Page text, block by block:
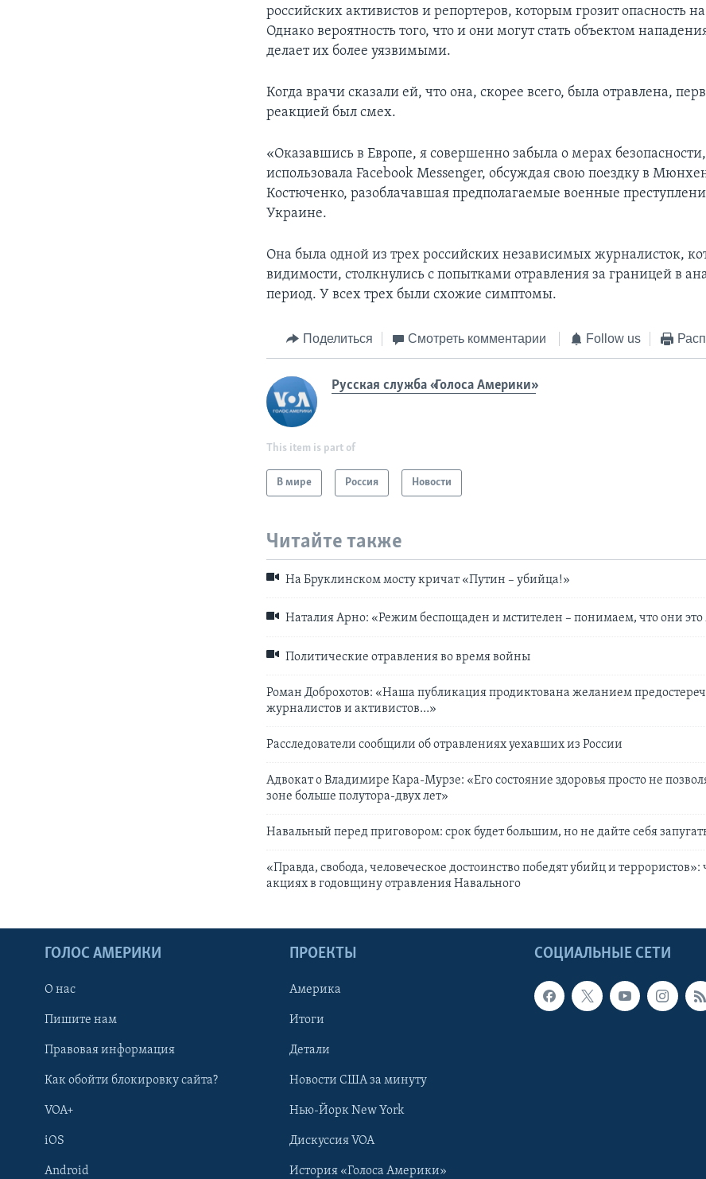
российских активистов и репортеров, которым грозит опасность
Однако вероятность того, что и они могут стать объектом
делает их более уязвимыми.
Когда врачи сказали ей, что она, скорее всего, была отравлена,
реакцией был смех.
«Оказавшись в Европе, я совершенно забыла о мерах
использовала Facebook Messenger, обсуждая свою поездку в
Костюченко, разоблачавшая предполагаемые военные
Украине.
Она была одной из трех российских независимых журналисток,
видимости, столкнулись с попытками отравления за границей в
период. У всех трех были схожие симптомы.
Поделиться Смотреть комментарии Follow us
Русская служба «Голоса Америки»
This item is part of
В мире Россия Новости
Читайте также
На Бруклинском мосту кричат «Путин – убийца!»
Наталия Арно: «Режим беспощаден и мстителен – понимаем, что они это
Политические отравления во время войны
Роман Доброхотов: «Наша публикация продиктована желанием
журналистов и активистов…»
Расследователи сообщили об отравлениях уехавших из России
Адвокат о Владимире Кара-Мурзе: «Его состояние здоровья просто не
зоне больше полутора-двух лет»
Навальный перед приговором: срок будет большим, но не дайте себя
«Правда, свобода, человеческое достоинство победят убийц и террористов»:
акциях в годовщину отравления Навального
СОЦИАЛЬНЫЕ СЕТИ
ГОЛОС АМЕРИКИ
О нас
Пишите нам
Правовая информация
Как обойти блокировку сайта?
VOA+
iOS
Android
ПРОЕКТЫ
Америка
Итоги
Детали
Новости США за минуту
Нью-Йорк New York
Дискуссия VOA
История «Голоса Америки»